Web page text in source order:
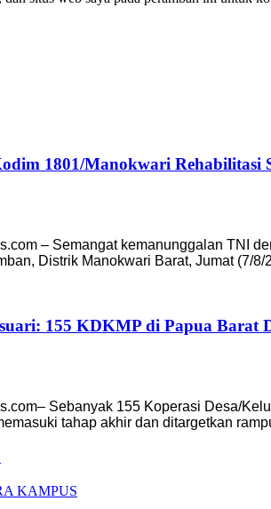
1801/Manokwari Rehabilitasi
– Semangat kemanunggalan TNI
Distrik Manokwari Barat, Jumat (7/
155 KDKMP di Papua Barat
Sebanyak 155 Koperasi Desa/
tahap akhir dan ditargetkan
KAMPUS